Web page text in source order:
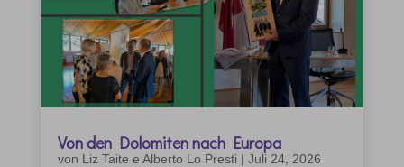
Von den Dolomiten nach Europa
von Liz Taite e Alberto Lo Presti | Juli 24, 2026